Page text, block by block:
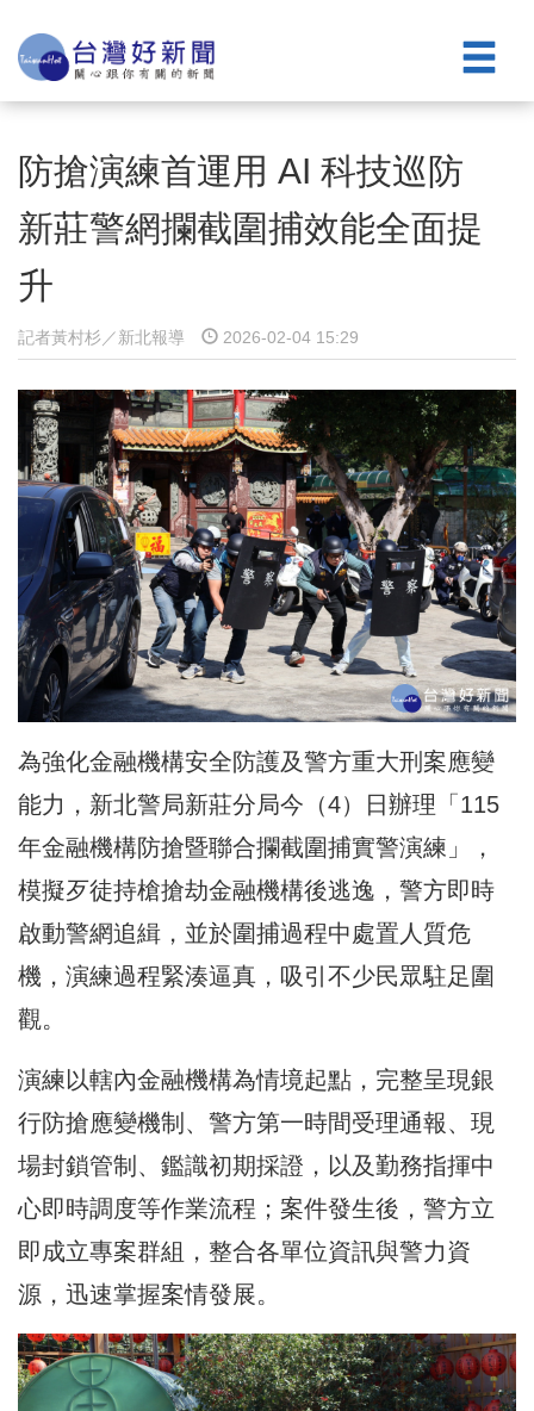
防搶演練首運用 AI 科技巡防
新莊警網攔截圍捕效能全面提
升
記者黃村杉／新北報導 2026-02-04 15:29
為強化金融機構安全防護及警方重大刑案應變
能力，新北警局新莊分局今（4）日辦理「115
年金融機構防搶暨聯合攔截圍捕實警演練」，
模擬歹徒持槍搶劫金融機構後逃逸，警方即時
啟動警網追緝，並於圍捕過程中處置人質危
機，演練過程緊湊逼真，吸引不少民眾駐足圍
觀。
演練以轄內金融機構為情境起點，完整呈現銀
行防搶應變機制、警方第一時間受理通報、現
場封鎖管制、鑑識初期採證，以及勤務指揮中
心即時調度等作業流程；案件發生後，警方立
即成立專案群組，整合各單位資訊與警力資
源，迅速掌握案情發展。